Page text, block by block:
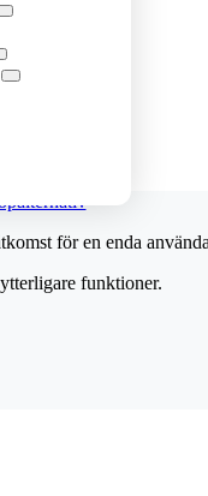
för en enda
funktioner.